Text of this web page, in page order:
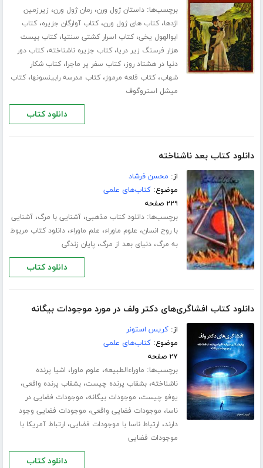
برچسب‌ها:داستان ژول ورن،رمان ژول ورن، زیرزمین
اژدها،کتاب های ژول ورن،کتاب آوارگان جزیره،کتاب
ابوالهول یخی،کتاب اسرار کشتی سنتیا،کتاب بیست
هزار فرسنگ زیر دریا،کتاب جزیره ناشناخته،کتاب دور
دنیا در هشتاد روز،کتاب سفر پر ماجرا،کتاب شکار
شهاب،کتاب قلعه مرموز،کتاب مدرسه رابینسونها،کتاب
میشل استروگوف
دانلود کتاب
دانلود کتاب بعد ناشناخته
از: محسن فرشاد
موضوع:کتاب‌های علمی
۲۲۹ صفحه
برچسب‌ها:دانلود کتاب مذهبی،آشنایی با مرگ،آشنایی
با روح انسان، علوم ماوراء، علم ماوراء،دانلود کتاب مربوط
به مرگ،دنیای بعد از مرگ، پایان زندگی
دانلود کتاب
دانلود کتاب افشاگری‌های دکتر ولف در مورد موجودات بیگانه
از:کریس استونر
موضوع:کتاب‌های علمی
۲۷ صفحه
برچسب‌ها: ماوراءالطبیعه، علوم ماورا، اشیا پرنده
ناشناخته،بشقاب پرنده چیست،بشقاب پرنده واقعی،
یوفو چیست، موجودات بیگانه، موجودات فضایی در
ناسا، موجودات فضایی واقعی، موجودات فضایی وجود
دارند، ارتباط ناسا با موجودات فضایی، ارتباط آمریکا با
موجودات فضایی
دانلود کتاب